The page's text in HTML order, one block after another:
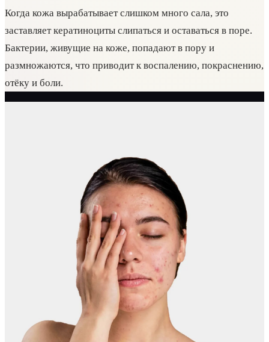
Когда кожа вырабатывает слишком много сала, это
заставляет кератиноциты слипаться и оставаться в поре.
Бактерии, живущие на коже, попадают в пору и
размножаются, что приводит к воспалению, покраснению,
отёку и боли.